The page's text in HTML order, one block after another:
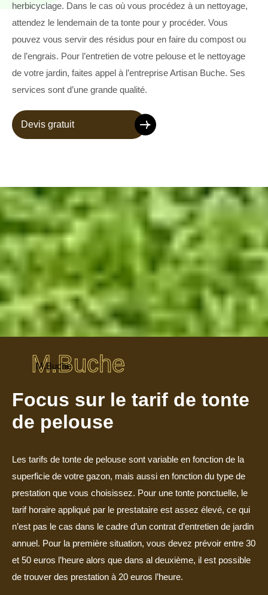
herbicyclage. Dans le cas où vous procédez à un nettoyage,
attendez le lendemain de ta tonte pour y procéder. Vous
pouvez vous servir des résidus pour en faire du compost ou
de l’engrais. Pour l’entretien de votre pelouse et le nettoyage
de votre jardin, faites appel à l’entreprise Artisan Buche. Ses
services sont d’une grande qualité.
Devis gratuit
M.Buche
M.Buche
Focus sur le tarif de tonte
de pelouse
Les tarifs de tonte de pelouse sont variable en fonction de la
superficie de votre gazon, mais aussi en fonction du type de
prestation que vous choisissez. Pour une tonte ponctuelle, le
tarif horaire appliqué par le prestataire est assez élevé, ce qui
n’est pas le cas dans le cadre d’un contrat d’entretien de jardin
annuel. Pour la première situation, vous devez prévoir entre 30
et 50 euros l’heure alors que dans al deuxième, il est possible
de trouver des prestation à 20 euros l’heure.